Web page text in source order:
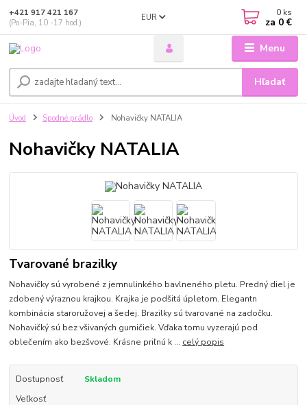
Menu
EUR
Hľadať
+421 917 421 167
(Po-Pia, 10 -17 hod.)
0 ks
za 0 €
Úvod Spodné prádlo Nohavičky NATALIA
Nohavičky NATALIA
Tvarované brazilky
Nohavičky sú vyrobené z jemnulinkého bavlneného pletu. Predný diel je
zdobený výraznou krajkou. Krajka je podšitá úpletom. Elegantn
kombinácia staroružovej a šedej. Brazilky sú tvarované na zadočku.
Nohavičký sú bez všivaných gumičiek. Vďaka tomu vyzerajú pod
oblečením ako bezšvové. Krásne priľnú k ... celý popis
Dostupnosť
Skladom
Veľkosť